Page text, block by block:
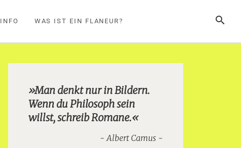
SUCHE
INFO WAS IST EIN FLANEUR?
»Man denkt nur in Bildern.
Wenn du Philosoph sein
willst, schreib Romane.«
Albert Camus